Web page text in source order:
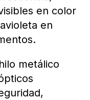
en color
en
metálico